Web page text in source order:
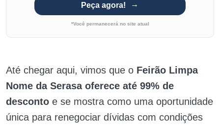
Peça agora!
*Você permanecerá no site atual
Até chegar aqui, vimos que o Feirão Limpa
Nome da Serasa oferece até 99% de
desconto e se mostra como uma oportunidade
única para renegociar dívidas com condições